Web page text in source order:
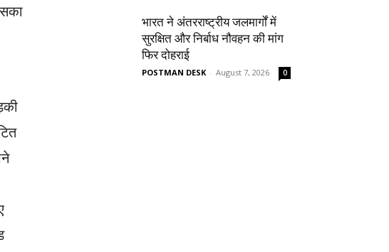
भारत ने अंतरराष्ट्रीय जलमार्गों में
सुरक्षित और निर्बाध नौवहन की मांग
फिर दोहराई
POSTMAN DESK - August 7, 2026 0